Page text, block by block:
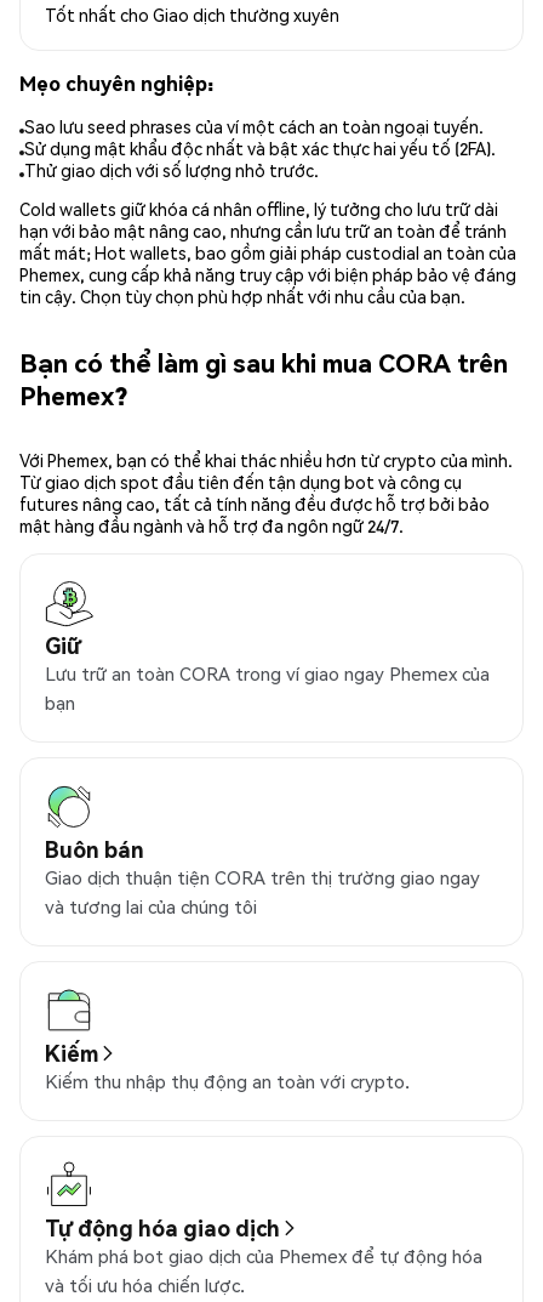
Tốt nhất cho Giao dịch thường xuyên
Mẹo chuyên nghiệp:
Sao lưu seed phrases của ví một cách an toàn ngoại tuyến.
Sử dụng mật khẩu độc nhất và bật xác thực hai yếu tố (2FA).
Thử giao dịch với số lượng nhỏ trước.
Cold wallets giữ khóa cá nhân offline, lý tưởng cho lưu trữ dài
hạn với bảo mật nâng cao, nhưng cần lưu trữ an toàn để tránh
mất mát; Hot wallets, bao gồm giải pháp custodial an toàn của
Phemex, cung cấp khả năng truy cập với biện pháp bảo vệ đáng
tin cậy. Chọn tùy chọn phù hợp nhất với nhu cầu của bạn.
Bạn có thể làm gì sau khi mua CORA trên
Phemex?
Với Phemex, bạn có thể khai thác nhiều hơn từ crypto của mình.
Từ giao dịch spot đầu tiên đến tận dụng bot và công cụ
futures nâng cao, tất cả tính năng đều được hỗ trợ bởi bảo
mật hàng đầu ngành và hỗ trợ đa ngôn ngữ 24/7.
Giữ
Lưu trữ an toàn CORA trong ví giao ngay Phemex của
bạn
Buôn bán
Giao dịch thuận tiện CORA trên thị trường giao ngay
và tương lai của chúng tôi
Kiếm
Kiếm thu nhập thụ động an toàn với crypto.
Tự động hóa giao dịch
Khám phá bot giao dịch của Phemex để tự động hóa
và tối ưu hóa chiến lược.